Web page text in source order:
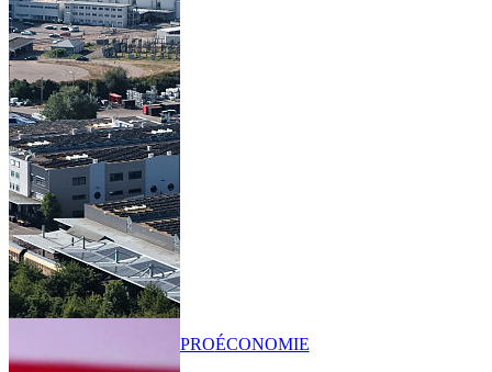
PROÉCONOMIE